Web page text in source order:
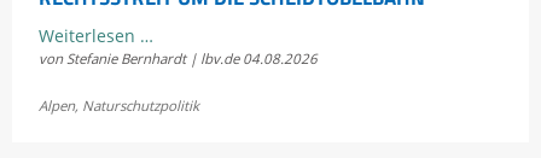
Weiterlesen …LBV
und
einigen
von Stefanie Bernhardt | lbv.de 04.08.2026
Alpen, Naturschutzpolitik